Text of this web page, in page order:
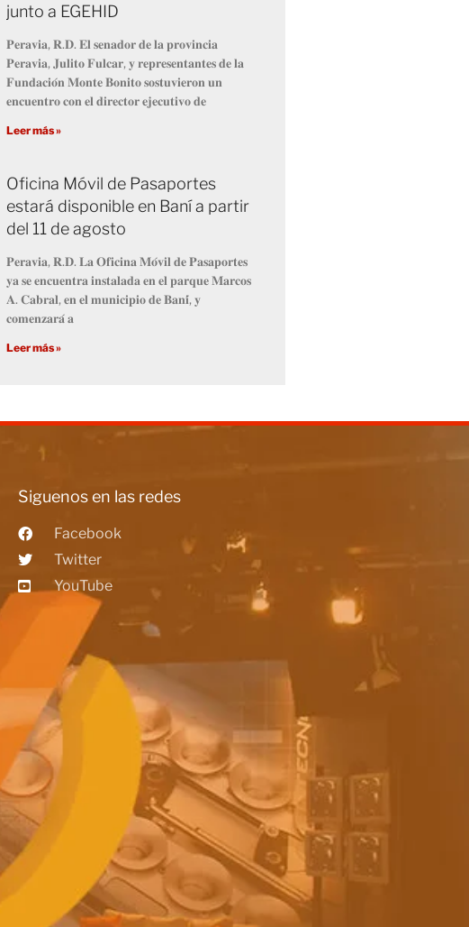
junto a EGEHID
𝐏𝐞𝐫𝐚𝐯𝐢𝐚, 𝐑.𝐃. 𝐄𝐥 𝐬𝐞𝐧𝐚𝐝𝐨𝐫 𝐝𝐞 𝐥𝐚 𝐩𝐫𝐨𝐯𝐢𝐧𝐜𝐢𝐚
𝐏𝐞𝐫𝐚𝐯𝐢𝐚, 𝐉𝐮𝐥𝐢𝐭𝐨 𝐅𝐮𝐥𝐜𝐚𝐫, 𝐲 𝐫𝐞𝐩𝐫𝐞𝐬𝐞𝐧𝐭𝐚𝐧𝐭𝐞𝐬 𝐝𝐞 𝐥𝐚
𝐅𝐮𝐧𝐝𝐚𝐜𝐢𝐨́𝐧 𝐌𝐨𝐧𝐭𝐞 𝐁𝐨𝐧𝐢𝐭𝐨 𝐬𝐨𝐬𝐭𝐮𝐯𝐢𝐞𝐫𝐨𝐧 𝐮𝐧
𝐞𝐧𝐜𝐮𝐞𝐧𝐭𝐫𝐨 𝐜𝐨𝐧 𝐞𝐥 𝐝𝐢𝐫𝐞𝐜𝐭𝐨𝐫 𝐞𝐣𝐞𝐜𝐮𝐭𝐢𝐯𝐨 𝐝𝐞
Leer más »
Oficina Móvil de Pasaportes
estará disponible en Baní a partir
del 11 de agosto
𝐏𝐞𝐫𝐚𝐯𝐢𝐚, 𝐑.𝐃. 𝐋𝐚 𝐎𝐟𝐢𝐜𝐢𝐧𝐚 𝐌𝐨́𝐯𝐢𝐥 𝐝𝐞 𝐏𝐚𝐬𝐚𝐩𝐨𝐫𝐭𝐞𝐬
𝐲𝐚 𝐬𝐞 𝐞𝐧𝐜𝐮𝐞𝐧𝐭𝐫𝐚 𝐢𝐧𝐬𝐭𝐚𝐥𝐚𝐝𝐚 𝐞𝐧 𝐞𝐥 𝐩𝐚𝐫𝐪𝐮𝐞 𝐌𝐚𝐫𝐜𝐨𝐬
𝐀. 𝐂𝐚𝐛𝐫𝐚𝐥, 𝐞𝐧 𝐞𝐥 𝐦𝐮𝐧𝐢𝐜𝐢𝐩𝐢𝐨 𝐝𝐞 𝐁𝐚𝐧𝐢́, 𝐲
𝐜𝐨𝐦𝐞𝐧𝐳𝐚𝐫𝐚́ 𝐚
Leer más »
Siguenos en las redes
Facebook
Twitter
YouTube